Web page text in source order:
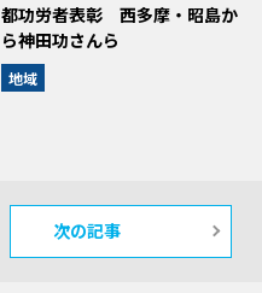
都功労者表彰 西多摩・昭島か
ら神田功さんら
地域
次の記事